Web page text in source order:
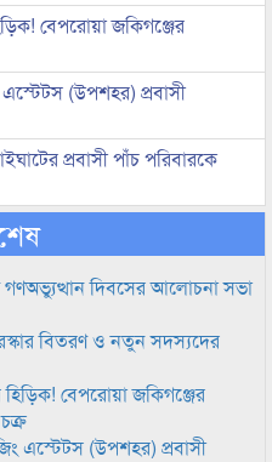
বেপরোয়া জকিগঞ্জের
(উপশহর) প্রবাসী
প্রবাসী পাঁচ পরিবারকে
গণঅভ্যুত্থান দিবসের আলোচনা সভা
বিতরণ ও নতুন সদস্যদের
বেপরোয়া জকিগঞ্জের
এস্টেটস (উপশহর) প্রবাসী